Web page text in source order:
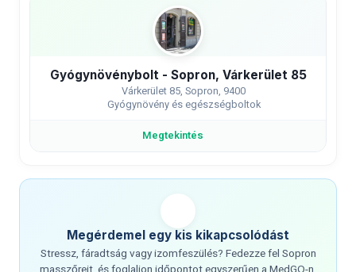
Gyógynövénybolt - Sopron, Várkerület 85
Várkerület 85, Sopron, 9400
Gyógynövény és egészségboltok
Megtekintés
Megérdemel egy kis kikapcsolódást
Stressz, fáradtság vagy izomfeszülés? Fedezze fel Sopron